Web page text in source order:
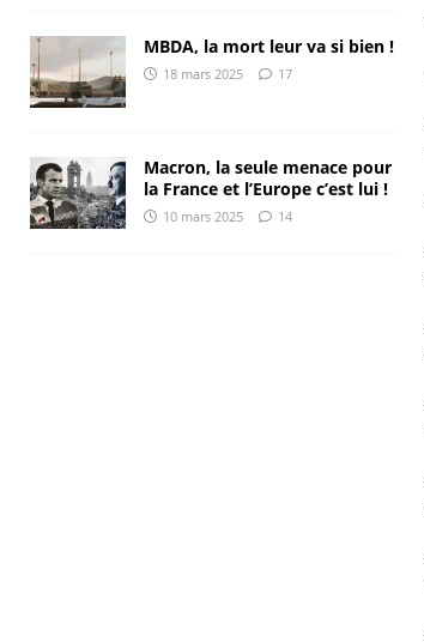
MBDA, la mort leur va si bien !
18 mars 2025 17
Macron, la seule menace pour
la France et l’Europe c’est lui !
10 mars 2025 14